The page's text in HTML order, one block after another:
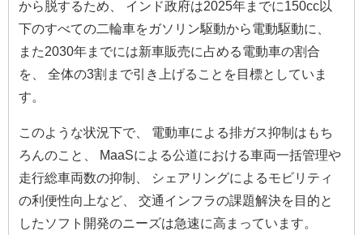
から脱するため、 インド政府は2025年までに150cc以
下のすべての二輪車をガソリン駆動から電動駆動に、
また2030年までには新車販売に占める電動車の割合
を、 全体の3割まで引き上げることを目標としていま
す。
このような状況下で、 電動車による排ガス抑制はもち
ろんのこと、 MaaSによる公道における車両一括管理や
走行総車両数の抑制、 シェアリングによるモビリティ
の利便性向上など、 交通インフラの課題解決を目的と
したソフト開発のニーズは急速に高まっています。